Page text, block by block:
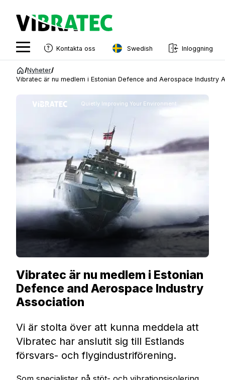
Hoppa
Kontakta oss Swedish
Swedish
Norwegian
French
Estonian
Finnish
Danish
Inloggning
/Nyheter/
Vibratec är nu medlem i Estonian Defence and Aerospace Industry
Quietly Improving Your Environment
Vibratec är nu medlem i Estonian
Defence and Aerospace Industry
Association
Vi är stolta över att kunna meddela att
Vibratec har anslutit sig till Estlands
försvars- och flygindustriförening.